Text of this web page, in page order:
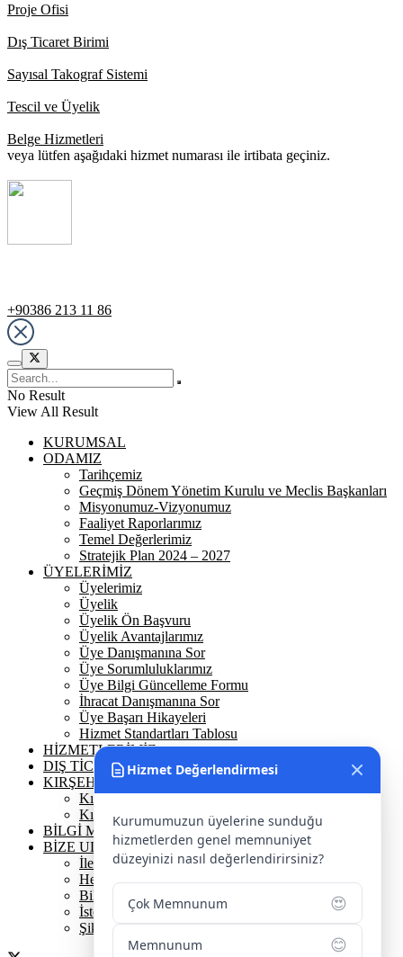
Proje Ofisi
Dış Ticaret Birimi
Sayısal Takograf Sistemi
Tescil ve Üyelik
Belge Hizmetleri
veya lütfen aşağıdaki hizmet numarası ile irtibata geçiniz.
+90386 213 11 86
Hizmet Değerlendirmesi
Kurumumuzun üyelerine sunduğu
hizmetlerden genel memnuniyet
düzeyinizi nasıl değerlendirirsiniz?
Çok Memnunum 😍
Memnunum 😊
No Result
View All Result
KURUMSAL
ODAMIZ
Tarihçemiz
Geçmiş Dönem Yönetim Kurulu ve Meclis Başkanları
Misyonumuz-Vizyonumuz
Faaliyet Raporlarımız
Temel Değerlerimiz
Stratejik Plan 2024 – 2027
ÜYELERİMİZ
Üyelerimiz
Üyelik
Üyelik Ön Başvuru
Üyelik Avantajlarımız
Üye Danışmanına Sor
Üye Sorumluluklarımız
Üye Bilgi Güncelleme Formu
İhracat Danışmanına Sor
Üye Başarı Hikayeleri
Hizmet Standartları Tablosu
HİZMETLERİMİZ
DIŞ TİCARET
KIRŞEHİR
Kırşehir Tarihi
Kırşehir Coğrafi İşaretler
BİLGİ MERKEZİ
BİZE ULAŞIN
İletişim Bilgilerimiz
Hesap Numaralarımız
Bilgi Edinme
İstek / Öneri / Şikayet
Şikayet Yönetimi İş Akışı